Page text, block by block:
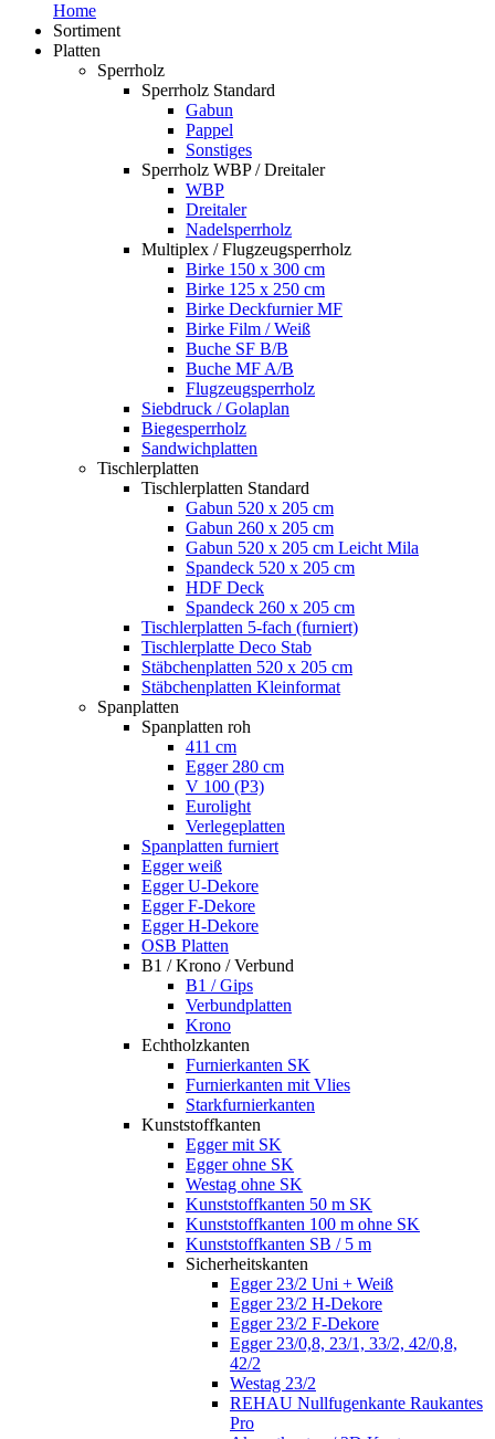
Home
Sortiment
Platten
Sperrholz
Sperrholz Standard
Gabun
Pappel
Sonstiges
Sperrholz WBP / Dreitaler
WBP
Dreitaler
Nadelsperrholz
Multiplex / Flugzeugsperrholz
Birke 150 x 300 cm
Birke 125 x 250 cm
Birke Deckfurnier MF
Birke Film / Weiß
Buche SF B/B
Buche MF A/B
Flugzeugsperrholz
Siebdruck / Golaplan
Biegesperrholz
Sandwichplatten
Tischlerplatten
Tischlerplatten Standard
Gabun 520 x 205 cm
Gabun 260 x 205 cm
Gabun 520 x 205 cm Leicht Mila
Spandeck 520 x 205 cm
HDF Deck
Spandeck 260 x 205 cm
Tischlerplatten 5-fach (furniert)
Tischlerplatte Deco Stab
Stäbchenplatten 520 x 205 cm
Stäbchenplatten Kleinformat
Spanplatten
Spanplatten roh
411 cm
Egger 280 cm
V 100 (P3)
Eurolight
Verlegeplatten
Spanplatten furniert
Egger weiß
Egger U-Dekore
Egger F-Dekore
Egger H-Dekore
OSB Platten
B1 / Krono / Verbund
B1 / Gips
Verbundplatten
Krono
Echtholzkanten
Furnierkanten SK
Furnierkanten mit Vlies
Starkfurnierkanten
Kunststoffkanten
Egger mit SK
Egger ohne SK
Westag ohne SK
Kunststoffkanten 50 m SK
Kunststoffkanten 100 m ohne SK
Kunststoffkanten SB / 5 m
Sicherheitskanten
Egger 23/2 Uni + Weiß
Egger 23/2 H-Dekore
Egger 23/2 F-Dekore
Egger 23/0,8, 23/1, 33/2, 42/0,8,
42/2
Westag 23/2
REHAU Nullfugenkante Raukantes
Pro